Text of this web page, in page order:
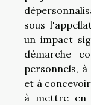
sous
un impact
démarche
personnels,
et à
à mettre en